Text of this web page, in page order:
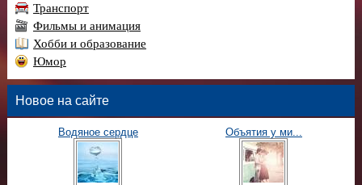
Транспорт
Фильмы и анимация
Хобби и образование
Юмор
Новое на сайте
Водяное сердце Объятия у ми...